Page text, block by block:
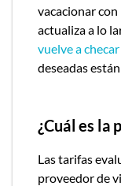
vacacionar con
actualiza a lo
vuelve a checar
deseadas
¿Cuál es la
Las tarifas
proveedor de